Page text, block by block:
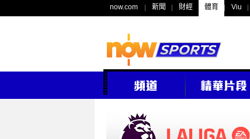
now.com 新聞 財經 體育 Viu